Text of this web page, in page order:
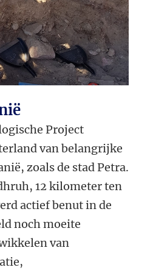
Project
van belangrijke
zoals de stad Petra.
12 kilometer ten
actief benut in de
noch moeite
van